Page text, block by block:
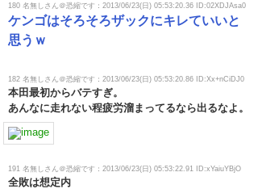
180 名無しさん＠恐縮です：2013/06/23(日) 05:53:20.36 ID:02XDJAsa0
ケンゴはそろそろザックにキレていいと
思うｗ
182 名無しさん＠恐縮です：2013/06/23(日) 05:53:20.86 ID:Xx+nCiDJ0
本田最初からバテすぎ。
あんなに走れない程疲労溜まってるなら出るなよ。
191 名無しさん＠恐縮です：2013/06/23(日) 05:53:22.91 ID:xYaiuYBjO
全敗は想定内